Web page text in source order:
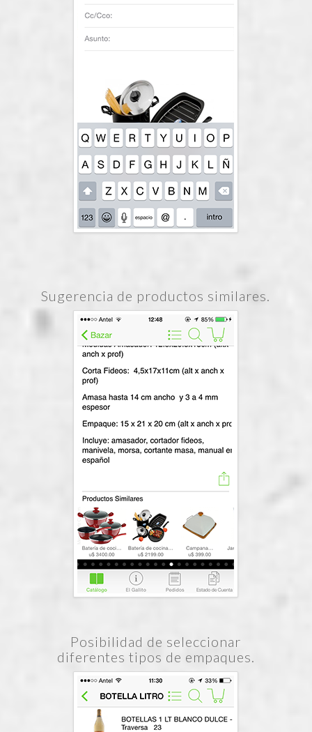
Sugerencia de productos similares.
Posibilidad de seleccionar
diferentes tipos de empaques.